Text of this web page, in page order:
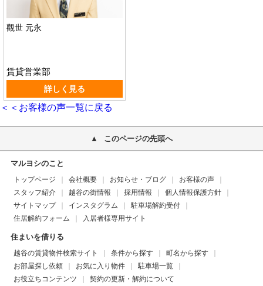
觀世 元永
賃貸営業部
詳しく見る
＜＜お客様の声一覧に戻る
このページの先頭へ
マルヨシのこと
トップページ 会社概要 お知らせ・ブログ
お客様の声
スタッフ紹介
越谷の街情報 採用情報
個人情報保護方針
サイトマップ
インスタグラム
駐車場解約受付
住居解約フォーム
入居者様専用サイト
住まいを借りる
越谷の賃貸物件検索サイト 条件から探す
町名から探す
お部屋探し依頼
お気に入り物件
駐車場一覧
お役立ちコンテンツ
契約の更新・解約について